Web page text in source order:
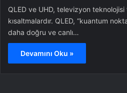
QLED ve UHD, televizyon
kısaltmalardır. QLED, “kuantum
daha doğru ve canlı…
Devamını Oku »